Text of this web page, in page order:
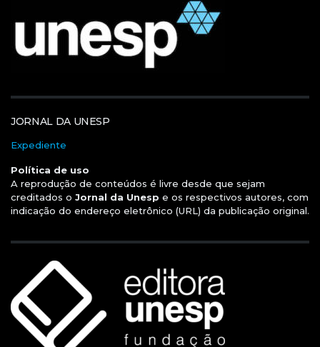
JORNAL DA UNESP
Expediente
Política de uso
A reprodução de conteúdos é livre desde que sejam
creditados o Jornal da Unesp e os respectivos autores, com
indicação do endereço eletrônico (URL) da publicação original.